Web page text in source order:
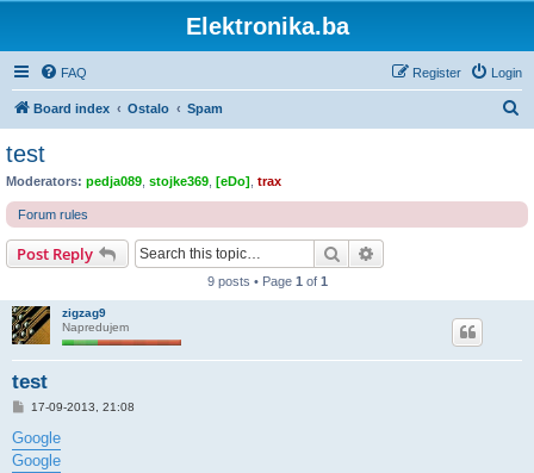
Elektronika.ba
FAQ Login
Register
Board index Ostalo Spam
c
test
Moderators: pedja089 stojke369 [eDo] trax
Forum rules
Post Reply Search
9 posts • Page 1 of 1
zigzag9
Napredujem
test
P
s
t
17-09-2013, 21:08
Google
Google